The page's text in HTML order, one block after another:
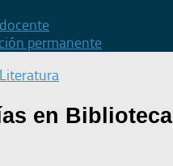
permanente
en Biblioteca